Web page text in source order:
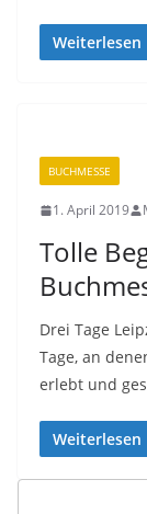
Weiterlesen
BUCHMESSE
1. April 2019
Tolle
Drei Tage
Tage, an
erlebt und
Weiterlesen